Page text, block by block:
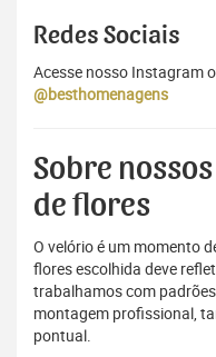
Redes Sociais
Acesse nosso Instagram
@besthomenagens
Sobre
de flores
O velório é um momento
flores escolhida deve
trabalhamos com
montagem profissional,
pontual.